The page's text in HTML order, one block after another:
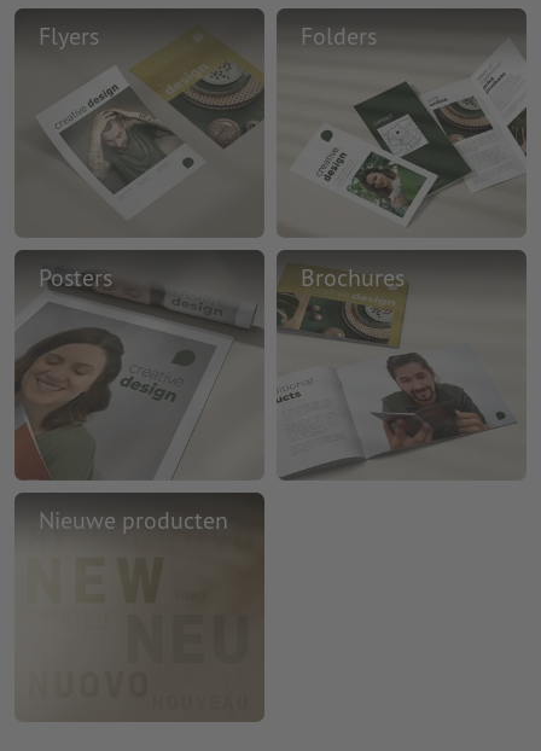
Flyers Folders
Posters Brochures
Nieuwe producten